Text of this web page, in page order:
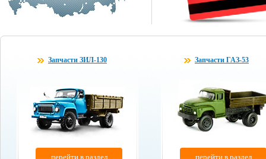
Запчасти ЗИЛ-130
перейти в раздел
Запчасти ГАЗ-53
перейти в раздел